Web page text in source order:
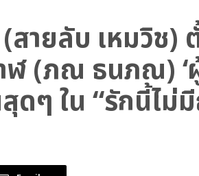
สายลับ เหมวิช)
ฬ (ภณ ธนภณ) ‘
ดๆ ใน “รักนี้ไม่